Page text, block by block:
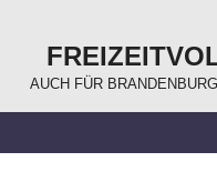
AUCH FÜR